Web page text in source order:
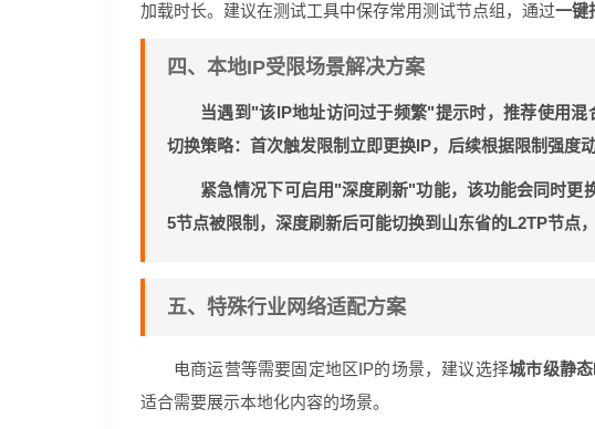
加载时长。建议在测试工具中保存常用测试节点组，通过一键
四、本地IP受限场景解决方案
当遇到"该IP地址访问过于频繁"提示时，推荐使用混
切换策略：首次触发限制立即更换IP，后续根据限制强度
紧急情况下可启用"深度刷新"功能，该功能会同时更
5节点被限制，深度刷新后可能切换到山东省的L2TP节点
五、特殊行业网络适配方案
电商运营等需要固定地区IP的场景，建议选择城市级静
适合需要展示本地化内容的场景。